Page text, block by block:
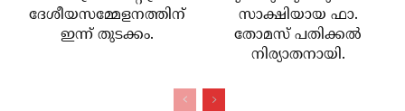
ദേശീയസമ്മേളനത്തിന്
ഇന്ന് തുടക്കം.
സാക്ഷിയായ ഫാ.
തോമസ് പതിക്കല്‍
നിര്യാതനായി.